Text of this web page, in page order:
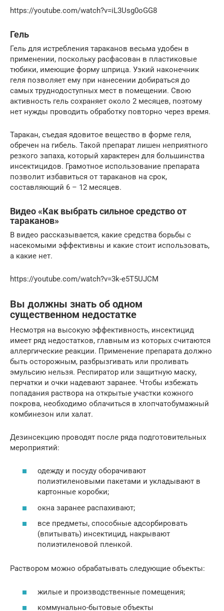
https://youtube.com/watch?v=iL3Usg0oGG8
Гель
Гель для истребления тараканов весьма удобен в
применении, поскольку расфасован в пластиковые
тюбики, имеющие форму шприца. Узкий наконечник
геля позволяет ему при нанесении добираться до
самых труднодоступных мест в помещении. Свою
активность гель сохраняет около 2 месяцев, поэтому
нет нужды проводить обработку повторно через время.
Таракан, съедая ядовитое вещество в форме геля,
обречен на гибель. Такой препарат лишен неприятного
резкого запаха, который характерен для большинства
инсектицидов. Грамотное использование препарата
позволит избавиться от тараканов на срок,
составляющий 6 – 12 месяцев.
Видео «Как выбрать сильное средство от
тараканов»
В видео рассказывается, какие средства борьбы с
насекомыми эффективны и какие стоит использовать,
а какие нет.
https://youtube.com/watch?v=3k-e5T5UJCM
Вы должны знать об одном
существенном недостатке
Несмотря на высокую эффективность, инсектицид
имеет ряд недостатков, главным из которых считаются
аллергические реакции. Применение препарата должно
быть осторожным, разбрызгивать или проливать
эмульсию нельзя. Респиратор или защитную маску,
перчатки и очки надевают заранее. Чтобы избежать
попадания раствора на открытые участки кожного
покрова, необходимо облачиться в хлопчатобумажный
комбинезон или халат.
Дезинсекцию проводят после ряда подготовительных
мероприятий:
одежду и посуду оборачивают
полиэтиленовыми пакетами и укладывают в
картонные коробки;
окна заранее распахивают;
все предметы, способные адсорбировать
(впитывать) инсектицид, накрывают
полиэтиленовой пленкой.
Раствором можно обрабатывать следующие объекты:
жилые и производственные помещения;
коммунально-бытовые объекты